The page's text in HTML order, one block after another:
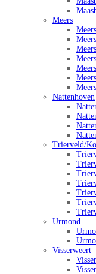
Meers
Nattenhoven
Trierveld/
Urmond
Visserweert